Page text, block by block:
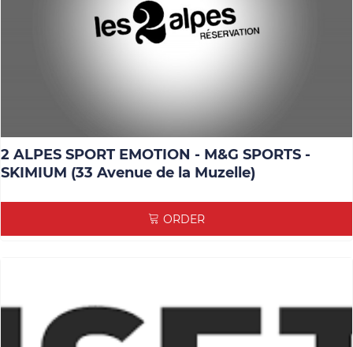
2 ALPES SPORT EMOTION - M&G SPORTS -
SKIMIUM (33 Avenue de la Muzelle)
ORDER